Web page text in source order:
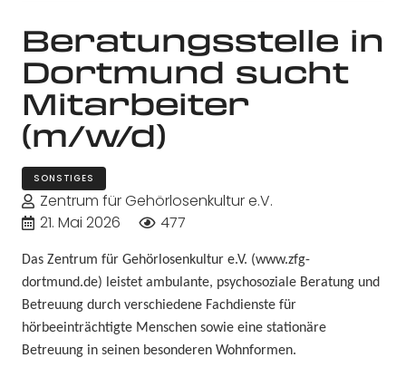
Beratungsstelle in
Dortmund sucht
Mitarbeiter
(m/w/d)
SONSTIGES
Zentrum für Gehörlosenkultur e.V.
21. Mai 2026
477
Das Zentrum für Gehörlosenkultur e.V. (www.zfg-
dortmund.de) leistet ambulante, psychosoziale Beratung und
Betreuung durch verschiedene Fachdienste für
hörbeeinträchtigte Menschen sowie eine stationäre
Betreuung in seinen besonderen Wohnformen.